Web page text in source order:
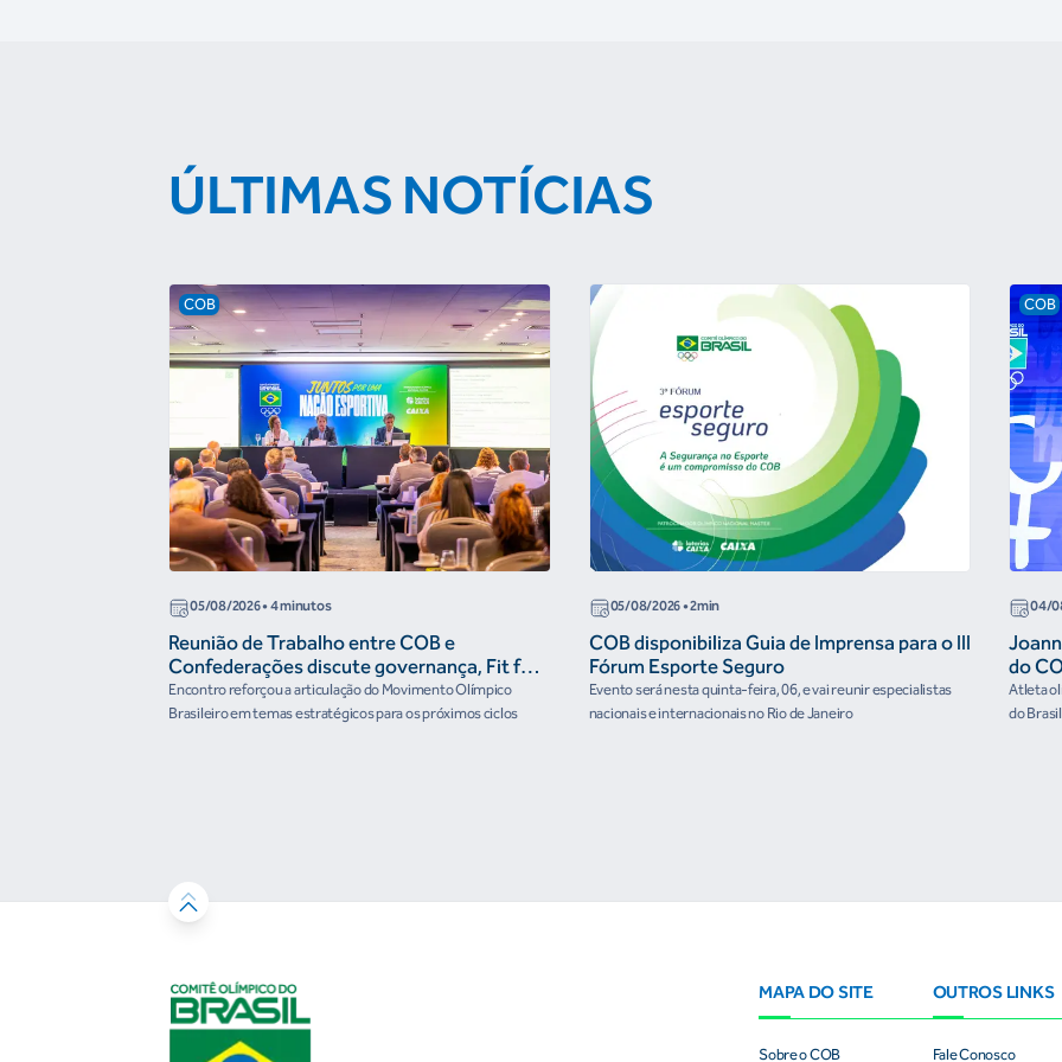
ÚLTIMAS NOTÍCIAS
COB
05/08/2026• 4 minutos
Reunião de Trabalho entre COB e
Confederações discute governança, Fit for
the Future e presença do Brasil em
organismos internacionais
Encontro reforçou a articulação do Movimento Olímpico
Brasileiro em temas estratégicos para os próximos ciclos
05/08/2026• 2min
COB disponibiliza Guia de Imprensa para o III
Fórum Esporte Seguro
Evento será nesta quinta-feira, 06, e vai reunir especialistas
nacionais e internacionais no Rio de Janeiro
COB
04/
do
Atleta
do
MAPA DO SITE
Sobre o COB
OUTROS LINKS
Fale Conosco